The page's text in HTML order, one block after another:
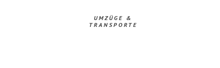
UMZÜGE &
TRANSPORTE